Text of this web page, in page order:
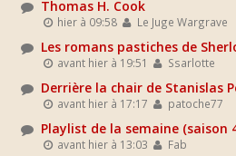
Thomas H. Cook
hier à 09:58 Le Juge Wargrave
Les romans pastiches de
avant hier à 19:51 Ssarlotte
Derrière la chair de Stanislas
avant hier à 17:17 patoche77
Playlist de la semaine (saison
avant hier à 13:03 Fab